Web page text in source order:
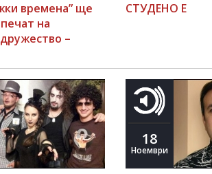
времена” ще
на
–
СТУДЕНО Е
18
Ноември